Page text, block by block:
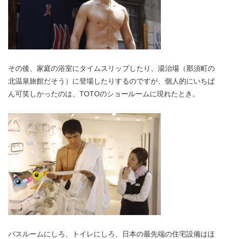
その後、家庭の浴室にタイムスリップしたり、湯治場（那須町の
北温泉旅館だそう）に登場したりするのですが、個人的にいちば
ん可笑しかったのは、TOTOのショールームに現れたとき。
バスルームにしろ、トイレにしろ、日本の最先端の住宅設備はほ